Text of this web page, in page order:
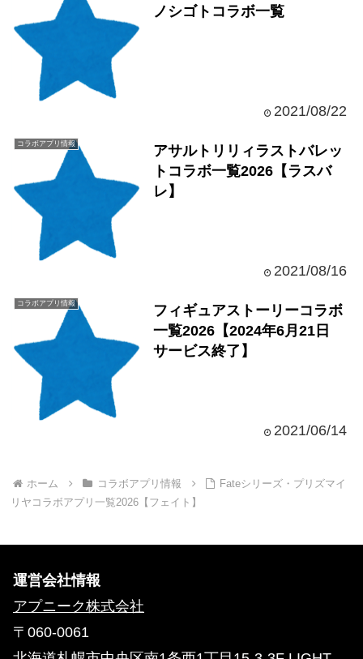
ノシゴトコラボ一覧
2021/08/22
コラボアプリ情報
アサルトリリィラストバレッ
トコラボ一覧2026【ラスバ
レ】
2021/08/16
コラボアプリ情報
フィギュアストーリーコラボ
一覧2026【2024年6月21日
サービス終了】
2021/06/14
ホーム コラボアプリ情報
Fateシリーズ・プリズマイ
リヤコラボアプリ一覧2026【フェイト】
運営会社情報
アプニーク株式会社
〒060-0061